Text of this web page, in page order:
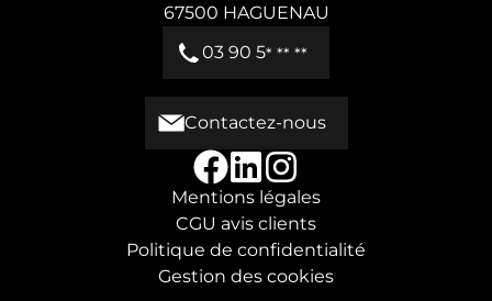
67500 HAGUENAU
03 90 5* ** **
Contactez-nous
Mentions légales
CGU avis clients
Politique de confidentialité
Gestion des cookies